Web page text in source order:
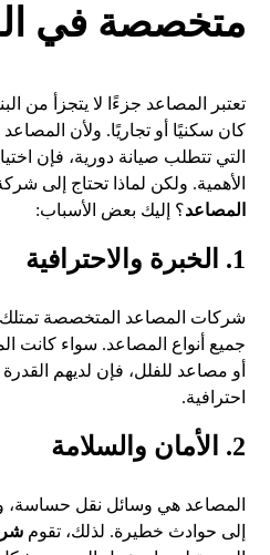
متخصصة في
تعتبر المصاعد جزءًا لا يتجزأ من
كان سكنيًا أو تجاريًا. ولأن
التي تتطلب صيانة دورية، فإن
الأهمية. ولكن لماذا تحتاج إلى
المصاعد؟ إليك بعض الأسباب:
1. الخبرة والاحترافية
شركات المصاعد المتخصصة تمتلك
جميع أنواع المصاعد. سواء كانت
أو مصاعد للفلل، فإن لديهم
احترافية.
2. الأمان والسلامة
المصاعد هي وسائل نقل حساسة،
إلى حوادث خطيرة. لذلك، تقوم